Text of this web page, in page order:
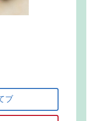
ブ